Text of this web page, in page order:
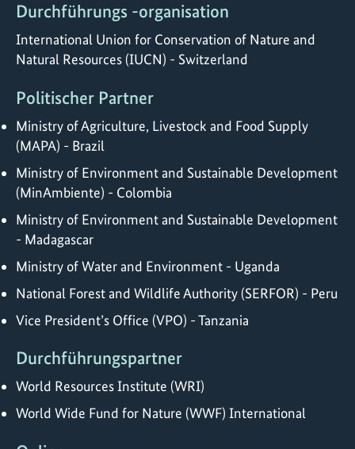
Durchführungs -organisation
International Union for Conservation of Nature and
Natural Resources (IUCN) - Switzerland
Politischer Partner
Ministry of Agriculture, Livestock and Food Supply
(MAPA) - Brazil
Ministry of Environment and Sustainable Development
(MinAmbiente) - Colombia
Ministry of Environment and Sustainable Development
- Madagascar
Ministry of Water and Environment - Uganda
National Forest and Wildlife Authority (SERFOR) - Peru
Vice President’s Office (VPO) - Tanzania
Durchführungspartner
World Resources Institute (WRI)
World Wide Fund for Nature (WWF) International